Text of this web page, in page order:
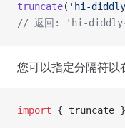
truncate( 'hi-
// 返回: 'hi-
您可以指定分隔符以
import { truncate }